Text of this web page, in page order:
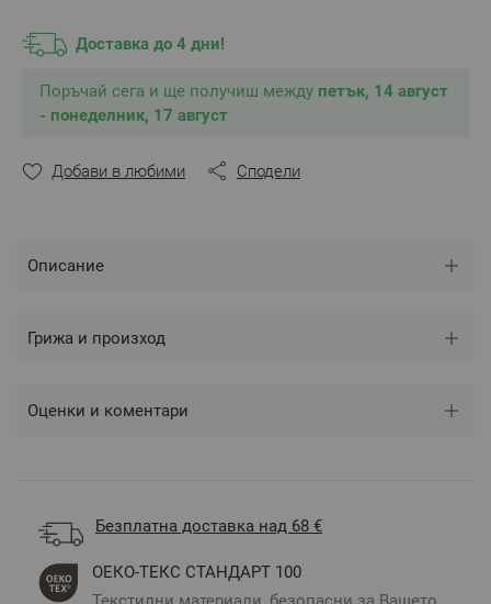
да гарантирате дълъг живот за Вашето Спално
Бельо.
Състав: 100% Памук Ранфорс
разминаване в тоновете и цветовете.
Доставка до 4 дни!
Поръчай сега и ще получиш между петък, 14 август
- понеделник, 17 август
Добави в любими Сподели
Описание
Грижа и произход
Оценки и коментари
Безплатна доставка над 68 €
ОЕКО-ТЕКС СТАНДАРТ 100